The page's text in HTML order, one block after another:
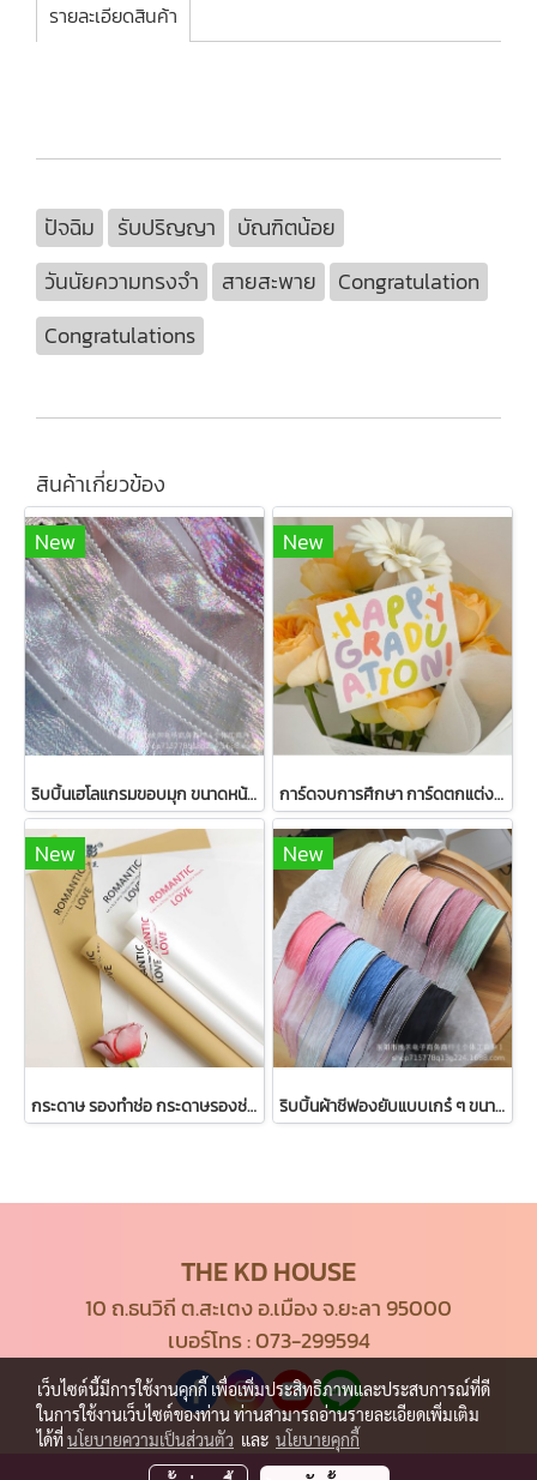
รายละเอียดสินค้า
ปัจฉิม รับปริญญา
บัณฑิตน้อย
วันนัยความทรงจำ
สายสะพาย
Congratulation
Congratulations
สินค้าเกี่ยวข้อง
New
ริบบิ้นเฮโลแกรมขอบมุก ขนาดหน้ากว้าง 4 ซม. ยาว 5 หลา
New
การ์ดจบการศึกษา การ์ดตกแต่งขนาด 8*6.5 ซม 1 แพ็ค มี 50 ชิ้น
New
กระดาษ รองทำช่อ กระดาษรองช่อดอกไม้ 20 แผ่น ต่อ แพ็ค
New
ริบบิ้นผ้าชีฟองยับแบบเกร๋ ๆ ขนาด 4ซม. ยาว 10 หลา
THE KD HOUSE
10 ถ.ธนวิถี ต.สะเตง อ.เมือง จ.ยะลา 95000
เบอร์โทร :073-299594
เว็บไซต์นี้มีการใช้งานคุกกี้ เพื่อเพิ่มประสิทธิภาพและประสบการณ์ที่ดี
ในการใช้งานเว็บไซต์ของท่าน ท่านสามารถอ่านรายละเอียดเพิ่มเติม
ได้ที่นโยบายความเป็นส่วนตัว และ นโยบายคุกกี้